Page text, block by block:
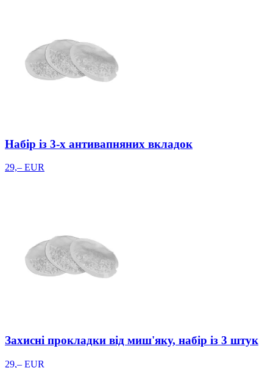
Набір із 3-х антивапняних вкладок
29,– EUR
Захисні прокладки від миш'яку, набір із 3 штук
29,– EUR